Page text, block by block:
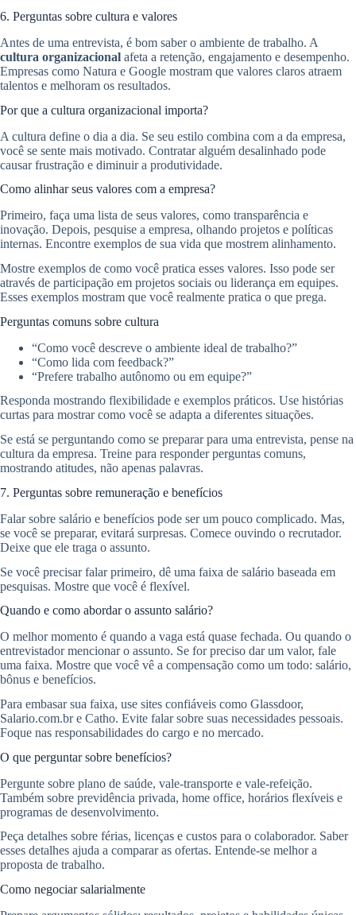
6. Perguntas sobre cultura e valores
Antes de uma entrevista, é bom saber o ambiente de trabalho. A
cultura organizacional afeta a retenção, engajamento e desempenho.
Empresas como Natura e Google mostram que valores claros atraem
talentos e melhoram os resultados.
Por que a cultura organizacional importa?
A cultura define o dia a dia. Se seu estilo combina com a da empresa,
você se sente mais motivado. Contratar alguém desalinhado pode
causar frustração e diminuir a produtividade.
Como alinhar seus valores com a empresa?
Primeiro, faça uma lista de seus valores, como transparência e
inovação. Depois, pesquise a empresa, olhando projetos e políticas
internas. Encontre exemplos de sua vida que mostrem alinhamento.
Mostre exemplos de como você pratica esses valores. Isso pode ser
através de participação em projetos sociais ou liderança em equipes.
Esses exemplos mostram que você realmente pratica o que prega.
Perguntas comuns sobre cultura
“Como você descreve o ambiente ideal de trabalho?”
“Como lida com feedback?”
“Prefere trabalho autônomo ou em equipe?”
Responda mostrando flexibilidade e exemplos práticos. Use histórias
curtas para mostrar como você se adapta a diferentes situações.
Se está se perguntando como se preparar para uma entrevista, pense na
cultura da empresa. Treine para responder perguntas comuns,
mostrando atitudes, não apenas palavras.
7. Perguntas sobre remuneração e benefícios
Falar sobre salário e benefícios pode ser um pouco complicado. Mas,
se você se preparar, evitará surpresas. Comece ouvindo o recrutador.
Deixe que ele traga o assunto.
Se você precisar falar primeiro, dê uma faixa de salário baseada em
pesquisas. Mostre que você é flexível.
Quando e como abordar o assunto salário?
O melhor momento é quando a vaga está quase fechada. Ou quando o
entrevistador mencionar o assunto. Se for preciso dar um valor, fale
uma faixa. Mostre que você vê a compensação como um todo: salário,
bônus e benefícios.
Para embasar sua faixa, use sites confiáveis como Glassdoor,
Salario.com.br e Catho. Evite falar sobre suas necessidades pessoais.
Foque nas responsabilidades do cargo e no mercado.
O que perguntar sobre benefícios?
Pergunte sobre plano de saúde, vale-transporte e vale-refeição.
Também sobre previdência privada, home office, horários flexíveis e
programas de desenvolvimento.
Peça detalhes sobre férias, licenças e custos para o colaborador. Saber
esses detalhes ajuda a comparar as ofertas. Entende-se melhor a
proposta de trabalho.
Como negociar salarialmente